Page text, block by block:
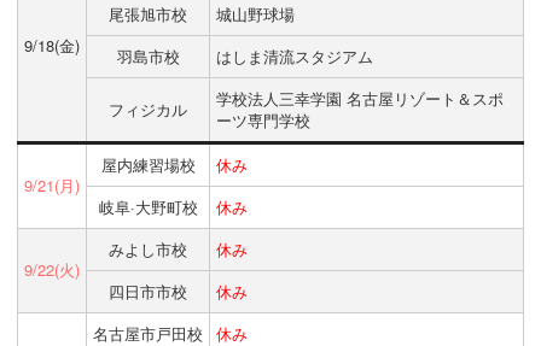
9/18(金)
尾張旭市校
城山野球場
羽島市校
はしま清流スタジアム
フィジカル
学校法人三幸学園 名古屋リゾート＆スポ
ーツ専門学校
9/21(月)
屋内練習場校
休み
岐阜·大野町校
休み
9/22(火)
みよし市校
休み
四日市市校
休み
名古屋市戸田校
休み